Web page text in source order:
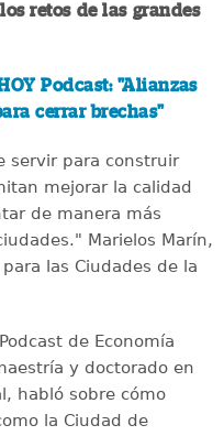
retos de las grandes
Podcast: "Alianzas
cerrar brechas"
servir para construir
mejorar la calidad
de manera más
Marielos Marín,
las Ciudades de la
de Economía
y doctorado en
habló sobre cómo
la Ciudad de